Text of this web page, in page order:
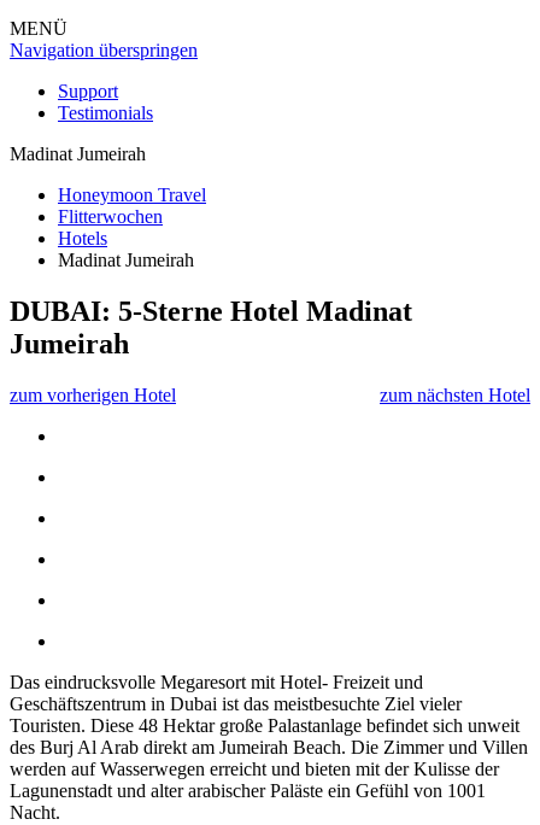
MENÜ
Navigation überspringen
Support
Testimonials
Madinat Jumeirah
Honeymoon Travel
Flitterwochen
Hotels
Madinat Jumeirah
DUBAI: 5-Sterne Hotel Madinat
Jumeirah
zum vorherigen Hotel zum nächsten Hotel
Das eindrucksvolle Megaresort mit Hotel- Freizeit und
Geschäftszentrum in Dubai ist das meistbesuchte Ziel vieler
Touristen. Diese 48 Hektar große Palastanlage befindet sich unweit
des Burj Al Arab direkt am Jumeirah Beach. Die Zimmer und Villen
werden auf Wasserwegen erreicht und bieten mit der Kulisse der
Lagunenstadt und alter arabischer Paläste ein Gefühl von 1001
Nacht.